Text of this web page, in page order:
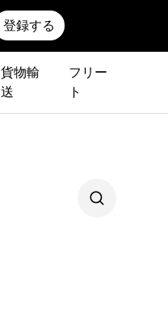
登録する
貨物輸
送
フリー
ト